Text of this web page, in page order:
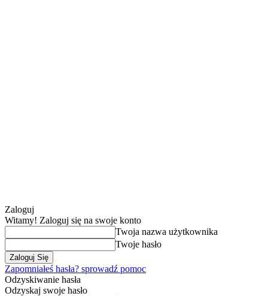
Zaloguj
Witamy! Zaloguj się na swoje konto
Twoja nazwa użytkownika
Twoje hasło
Zapomniałeś hasła? sprowadź pomoc
Odzyskiwanie hasła
Odzyskaj swoje hasło